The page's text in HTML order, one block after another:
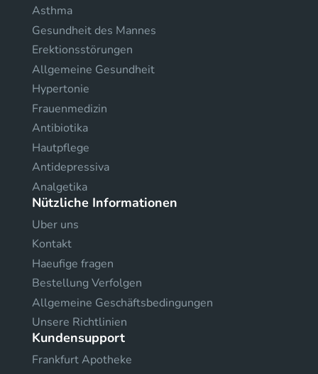
Asthma
Gesundheit des Mannes
Erektionsstörungen
Allgemeine Gesundheit
Hypertonie
Frauenmedizin
Antibiotika
Hautpflege
Antidepressiva
Analgetika
Nützliche Informationen
Uber uns
Kontakt
Haeufige fragen
Bestellung Verfolgen
Allgemeine Geschäftsbedingungen
Unsere Richtlinien
Kundensupport
Frankfurt Apotheke